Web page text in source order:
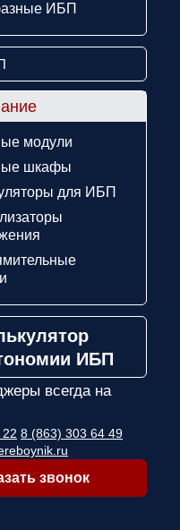
ИБП
модули
шкафы
для ИБП
ИБП
всегда на
8 (863) 303 64 49
звонок